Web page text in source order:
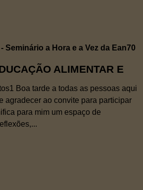
ALIMENTAR E
Boa tarde a todas as pessoas aqui
agradecer ao convite para participar
para mim um espaço de